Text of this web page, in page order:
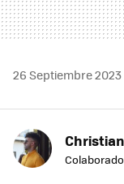
26 Septiembre 2023